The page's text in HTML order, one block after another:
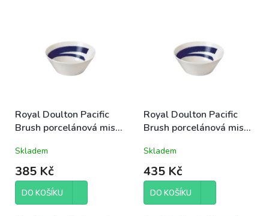
d
u
t
ů
Royal Doulton Pacific
Brush porcelánová miska
letní mořská
Skladem
385 Kč
DO KOŠÍKU
Royal Doulton Pacific
Brush porcelánová miska
bílá letní mořská
Skladem
435 Kč
DO KOŠÍKU